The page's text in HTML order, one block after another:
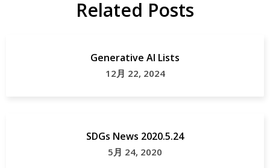
Related Posts
Generative AI Lists
12月 22, 2024
SDGs News 2020.5.24
5月 24, 2020